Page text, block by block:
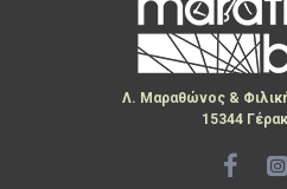
Λ. Μαραθώνος &
15344